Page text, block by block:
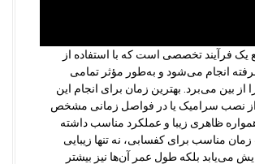
یک فرآیند تخصصی است که با استفاده از
انجام می‌شود و به‌طور مؤثر تمامی
از بین می‌برد. بهترین زمان برای انجام این
از نصب سرامیک یا در فواصل زمانی مشخص
همواره ظاهری زیبا و عملکرد مناسب داشته
زمان مناسب برای کفسابی، نه تنها زیبایی
می‌یابد بلکه طول عمر آن‌ها نیز بیشتر